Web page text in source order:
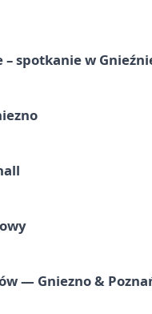
spotkanie w
— Gniezno &